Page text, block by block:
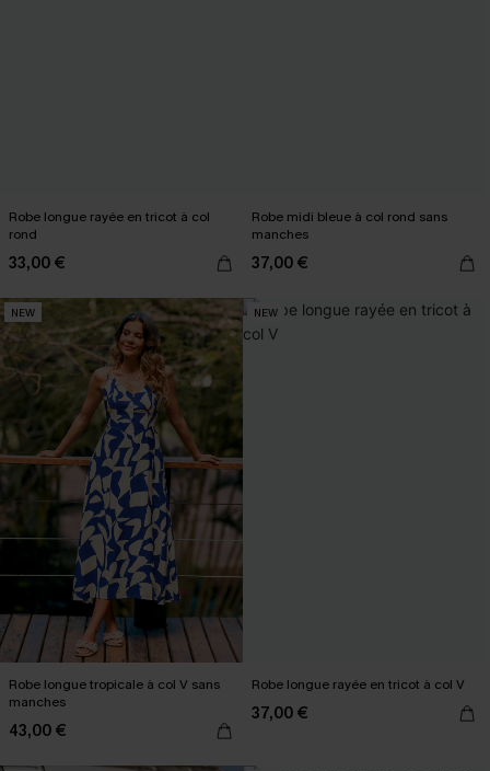
Robe longue rayée en tricot à col
rond
33,00 €
Robe midi bleue à col rond sans
manches
37,00 €
NEW
Robe longue tropicale à col V sans
manches
43,00 €
NEW
Robe longue rayée en tricot à col V
37,00 €